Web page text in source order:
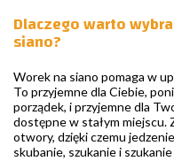
Dlaczego warto
siano?
Worek na siano pomaga w
To przyjemne dla Ciebie,
porządek, i przyjemne dla
dostępne w stałym miejscu.
otwory, dzięki czemu
skubanie, szukanie i